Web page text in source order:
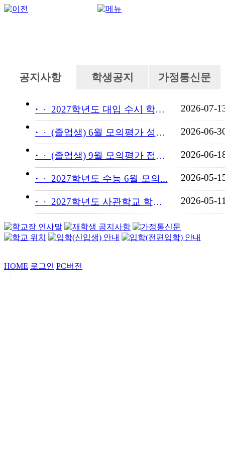
공지사항 학생공지 가정통신문
· 2027학년도 대입 수시 학교... 2026-07-
· (졸업생) 6월 모의평가 성적... 2026-06-
· (졸업생) 9월 모의평가 접수... 2026-06-
· 2027학년도 수능 6월 모의... 2026-05-
· 2027학년도 사관학교 학교장... 2026-05-
HOME 로그인 PC버전